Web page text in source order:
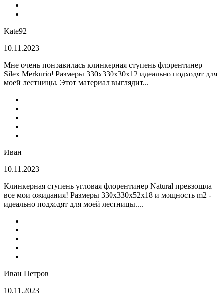
Kate92
10.11.2023
Мне очень понравилась клинкерная ступень флорентинер
Silex Merkurio! Размеры 330х330х30х12 идеально подходят для
моей лестницы. Этот материал выглядит...
Иван
10.11.2023
Клинкерная ступень угловая флорентинер Natural превзошла
все мои ожидания! Размеры 330х330х52х18 и мощность m2 -
идеально подходят для моей лестницы....
Иван Петров
10.11.2023